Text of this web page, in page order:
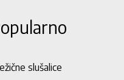
slušalice